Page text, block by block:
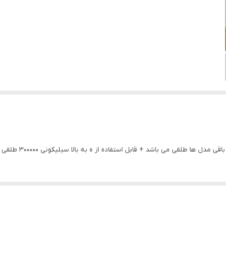
می باشد + قابل استفاده از ه به بالا سیلیکونی 300000 طلقی 200000